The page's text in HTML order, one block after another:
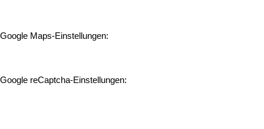
Google Maps-Einstellungen:
Google reCaptcha-Einstellungen: